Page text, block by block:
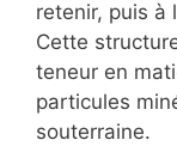
retenir, puis à
Cette
teneur en
particules
souterraine.